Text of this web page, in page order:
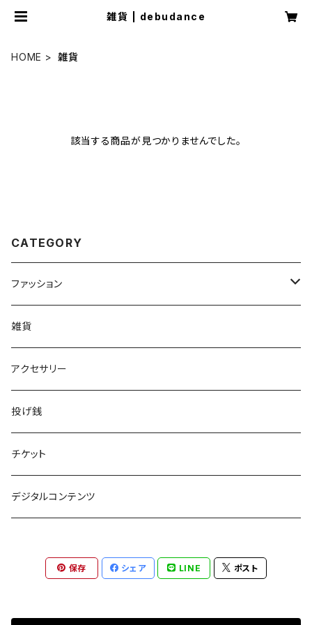
雑貨 | debudance
HOME 雑貨
該当する商品が見つかりませんでした。
CATEGORY
ファッション
Tシャツ
アンダーウェア
雑貨
アクセサリー
投げ銭
チケット
デジタルコンテンツ
保存 シェア LINE ポスト